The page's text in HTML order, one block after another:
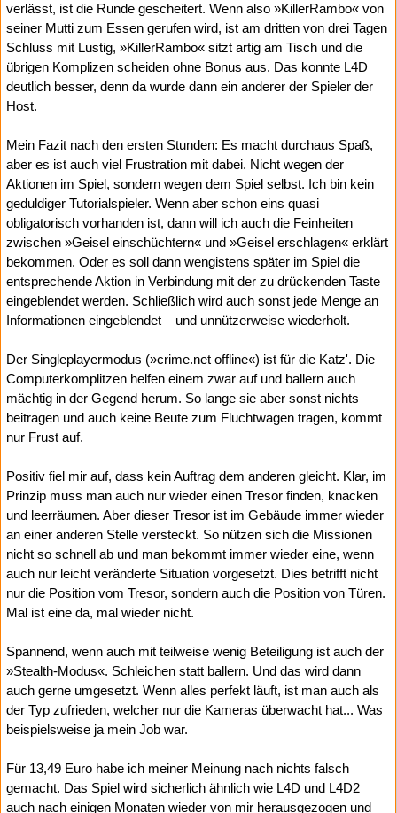
verlässt, ist die Runde gescheitert. Wenn also »KillerRambo« von
seiner Mutti zum Essen gerufen wird, ist am dritten von drei Tagen
Schluss mit Lustig, »KillerRambo« sitzt artig am Tisch und die
übrigen Komplizen scheiden ohne Bonus aus. Das konnte L4D
deutlich besser, denn da wurde dann ein anderer der Spieler der
Host.
Mein Fazit nach den ersten Stunden: Es macht durchaus Spaß,
aber es ist auch viel Frustration mit dabei. Nicht wegen der
Aktionen im Spiel, sondern wegen dem Spiel selbst. Ich bin kein
geduldiger Tutorialspieler. Wenn aber schon eins quasi
obligatorisch vorhanden ist, dann will ich auch die Feinheiten
zwischen »Geisel einschüchtern« und »Geisel erschlagen« erklärt
bekommen. Oder es soll dann wengistens später im Spiel die
entsprechende Aktion in Verbindung mit der zu drückenden Taste
eingeblendet werden. Schließlich wird auch sonst jede Menge an
Informationen eingeblendet – und unnützerweise wiederholt.
Der Singleplayermodus (»crime.net offline«) ist für die Katz'. Die
Computerkomplitzen helfen einem zwar auf und ballern auch
mächtig in der Gegend herum. So lange sie aber sonst nichts
beitragen und auch keine Beute zum Fluchtwagen tragen, kommt
nur Frust auf.
Positiv fiel mir auf, dass kein Auftrag dem anderen gleicht. Klar, im
Prinzip muss man auch nur wieder einen Tresor finden, knacken
und leerräumen. Aber dieser Tresor ist im Gebäude immer wieder
an einer anderen Stelle versteckt. So nützen sich die Missionen
nicht so schnell ab und man bekommt immer wieder eine, wenn
auch nur leicht veränderte Situation vorgesetzt. Dies betrifft nicht
nur die Position vom Tresor, sondern auch die Position von Türen.
Mal ist eine da, mal wieder nicht.
Spannend, wenn auch mit teilweise wenig Beteiligung ist auch der
»Stealth-Modus«. Schleichen statt ballern. Und das wird dann
auch gerne umgesetzt. Wenn alles perfekt läuft, ist man auch als
der Typ zufrieden, welcher nur die Kameras überwacht hat... Was
beispielsweise ja mein Job war.
Für 13,49 Euro habe ich meiner Meinung nach nichts falsch
gemacht. Das Spiel wird sicherlich ähnlich wie L4D und L4D2
auch nach einigen Monaten wieder von mir herausgezogen und